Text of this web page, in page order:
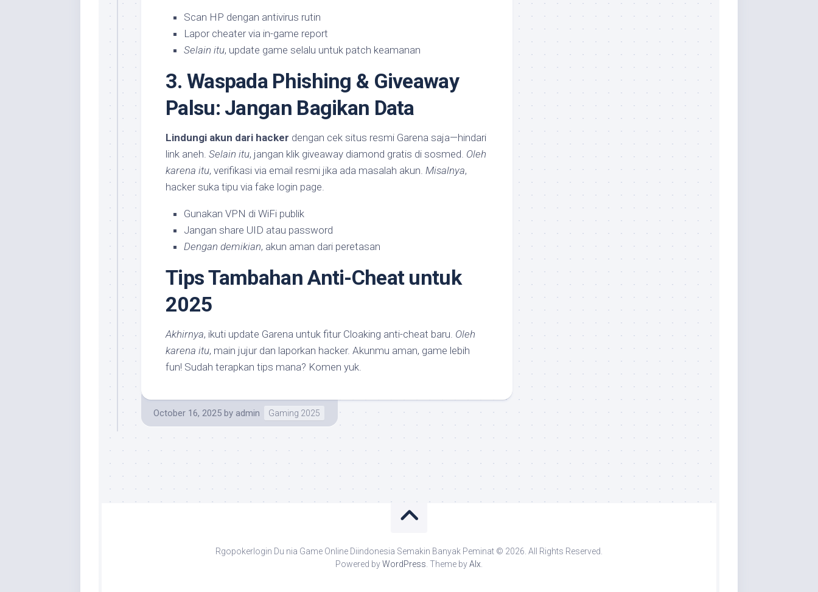
Scan HP dengan antivirus rutin
Lapor cheater via in-game report
Selain itu, update game selalu untuk patch keamanan
3. Waspada Phishing & Giveaway
Palsu: Jangan Bagikan Data
Lindungi akun dari hacker dengan cek situs resmi Garena saja—hindari
link aneh. Selain itu, jangan klik giveaway diamond gratis di sosmed. Oleh
karena itu, verifikasi via email resmi jika ada masalah akun. Misalnya,
hacker suka tipu via fake login page.
Gunakan VPN di WiFi publik
Jangan share UID atau password
Dengan demikian, akun aman dari peretasan
Tips Tambahan Anti-Cheat untuk
2025
Akhirnya, ikuti update Garena untuk fitur Cloaking anti-cheat baru. Oleh
karena itu, main jujur dan laporkan hacker. Akunmu aman, game lebih
fun! Sudah terapkan tips mana? Komen yuk.
October 16, 2025 by admin Gaming 2025
Rgopokerlogin Du nia Game Online Diindonesia Semakin Banyak Peminat © 2026. All Rights Reserved.
Powered byWordPress . Theme byAlx